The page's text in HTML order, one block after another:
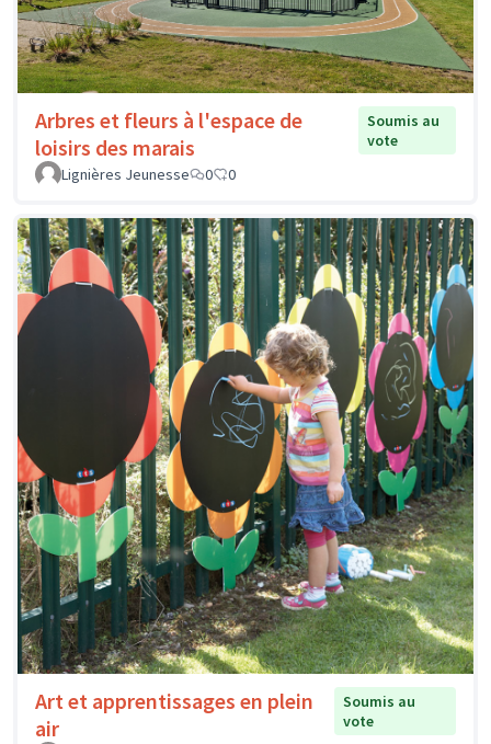
Arbres et fleurs à l'espace de
loisirs des marais
Soumis au
vote
Lignières Jeunesse
0 0
Art et apprentissages en plein
air
Soumis au
vote